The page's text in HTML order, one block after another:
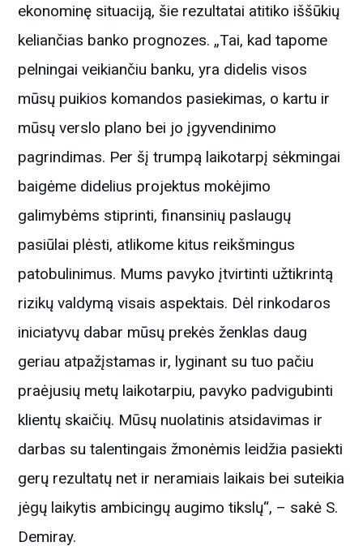
ekonominę situaciją, šie rezultatai atitiko iššūkių
keliančias banko prognozes. „Tai, kad tapome
pelningai veikiančiu banku, yra didelis visos
mūsų puikios komandos pasiekimas, o kartu ir
mūsų verslo plano bei jo įgyvendinimo
pagrindimas. Per šį trumpą laikotarpį sėkmingai
baigėme didelius projektus mokėjimo
galimybėms stiprinti, finansinių paslaugų
pasiūlai plėsti, atlikome kitus reikšmingus
patobulinimus. Mums pavyko įtvirtinti užtikrintą
rizikų valdymą visais aspektais. Dėl rinkodaros
iniciatyvų dabar mūsų prekės ženklas daug
geriau atpažįstamas ir, lyginant su tuo pačiu
praėjusių metų laikotarpiu, pavyko padvigubinti
klientų skaičių. Mūsų nuolatinis atsidavimas ir
darbas su talentingais žmonėmis leidžia pasiekti
gerų rezultatų net ir neramiais laikais bei suteikia
jėgų laikytis ambicingų augimo tikslų“, – sakė S.
Demiray.